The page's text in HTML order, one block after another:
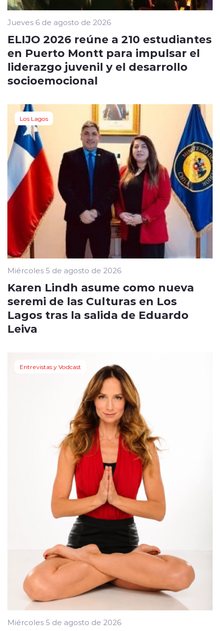
Jueves 6 de agosto de 2026
ELIJO 2026 reúne a 210 estudiantes
en Puerto Montt para impulsar el
liderazgo juvenil y el desarrollo
socioemocional
Los Lagos
Miércoles 5 de agosto de 2026
Karen Lindh asume como nueva
seremi de las Culturas en Los
Lagos tras la salida de Eduardo
Leiva
Entrevistas y Vodcast
Miércoles 5 de agosto de 2026